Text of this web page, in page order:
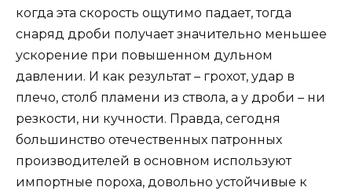
когда эта скорость ощутимо падает, тогда
снаряд дроби получает значительно меньшее
ускорение при повышенном дульном
давлении. И как результат – грохот, удар в
плечо, столб пламени из ствола, а у дроби – ни
резкости, ни кучности. Правда, сегодня
большинство отечественных патронных
производителей в основном используют
импортные пороха, довольно устойчивые к